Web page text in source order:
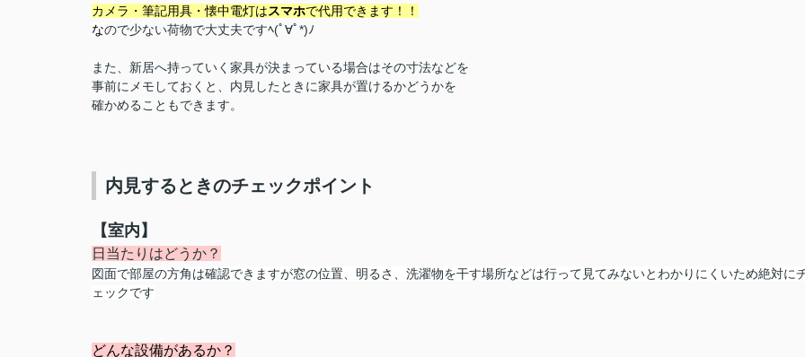
カメラ・筆記用具・懐中電灯はスマホで代用できます！！
なので少ない荷物で大丈夫ですﾍ(ﾟ∀ﾟ*)ﾉ
また、新居へ持っていく家具が決まっている場合はその寸法などを
事前にメモしておくと、内見したときに家具が置けるかどうかを
確かめることもできます。
内見するときのチェックポイント
【室内】
日当たりはどうか？
図面で部屋の方角は確認できますが窓の位置、明るさ、洗濯物を干す場所などは行って見てみないとわかりにくいため絶対に
ェックです
どんな設備があるか？